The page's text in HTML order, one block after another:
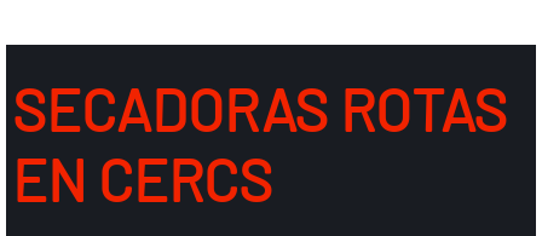
SECADORAS ROTAS
EN CERCS